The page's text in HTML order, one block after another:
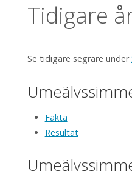
Tidigare
Se tidigare segrare under
Fakta
Resultat